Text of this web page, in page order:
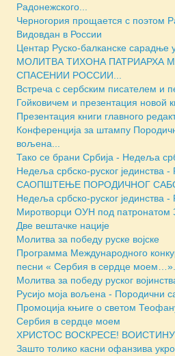
Радонежского...
Черногория прощается с поэтом
Видовдан в России
Центар Руско-балканске сарадње
МОЛИТВА ТИХОНА ПАТРИАРХА
СПАСЕНИИ РОССИИ...
Встреча с сербским писателем и
Гойковичем и презентация новой
Презентация книги главного
Конференција за штампу
вољена...
Тако се брани Србија - Недеља
Недеља србско-руског јединства -
САОПШТЕЊЕ ПОРОДИЧНОГ
Недеља србско-руског јединства
Миротворци ОУН под патронатом
Две вештачке нације
Молитва за победу руске војске
Программа Международного
песни « Сербия в сердце
Молитва за победу руског
Русијо моја вољена - Породични
Промоција књиге о светом
Сербия в сердце моем
ХРИСТОС ВОСКРЕСЕ!
Зашто толико касни офанзива